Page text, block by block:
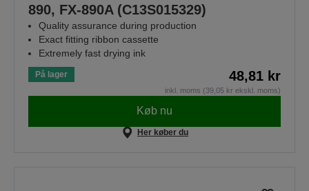
890, FX-890A (C13S015329)
Quality assurance during production
Exact fitting ribbon cassette
Extremely fast drying ink
På lager 48,81 kr
inkl. moms (39,05 kr ekskl. moms)
Køb nu
Her køber du